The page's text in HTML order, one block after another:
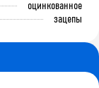
оцинкованное
зацепы